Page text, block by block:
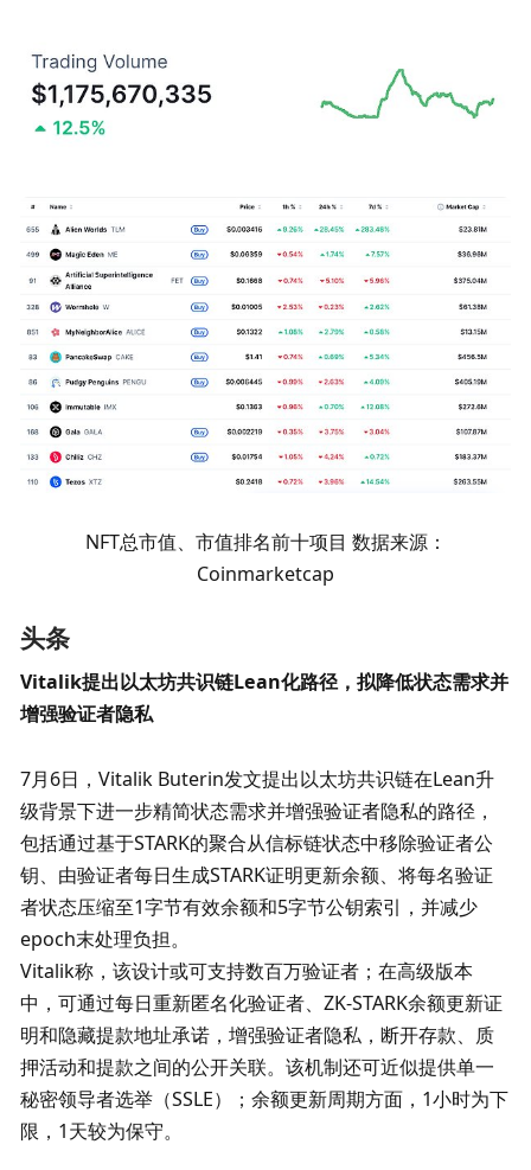
NFT总市值、市值排名前十项目 数据来源：
Coinmarketcap
头条
Vitalik提出以太坊共识链Lean化路径，拟降低状态需求并
增强验证者隐私
7月6日，Vitalik Buterin发文提出以太坊共识链在Lean升
级背景下进一步精简状态需求并增强验证者隐私的路径，
包括通过基于STARK的聚合从信标链状态中移除验证者公
钥、由验证者每日生成STARK证明更新余额、将每名验证
者状态压缩至1字节有效余额和5字节公钥索引，并减少
epoch末处理负担。
Vitalik称，该设计或可支持数百万验证者；在高级版本
中，可通过每日重新匿名化验证者、ZK-STARK余额更新证
明和隐藏提款地址承诺，增强验证者隐私，断开存款、质
押活动和提款之间的公开关联。该机制还可近似提供单一
秘密领导者选举（SSLE）；余额更新周期方面，1小时为下
限，1天较为保守。